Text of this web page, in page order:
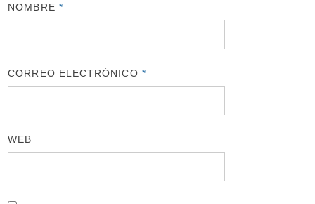
NOMBRE *
CORREO ELECTRÓNICO *
WEB